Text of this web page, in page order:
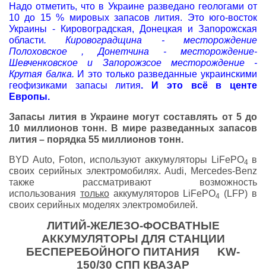
Надо отметить, что в Украине разведано геологами от
10 до 15 % мировых запасов лития. Это юго-восток
Украины - Кировоградская, Донецкая и Запорожская
области. Кировоградщина - месторождение
Полоховское , Донетчина - месторождение-
Шевченковское и Запорожзсое месторождение -
Крутая балка. И это только разведанные украинскими
геофизиками запасы лития. И это всё в центе
Европы.
Запасы лития в Украине могут составлять от 5до
10 миллионов тонн. В мире разведанных запасов
лития – порядка 55 миллионов тонн.
BYD Auto, Foton, используют аккумуляторы LiFePO4 в
своих серийных электромобилях. Audi, Mercedes-Benz
также рассматривают возможность
использования толькоаккумуляторов LiFePO4 (LFP) в
своих серийных моделях электромобилей.
ЛИТИЙ-ЖЕЛЕЗО-ФОСВАТНЫЕ
АККУМУЛЯТОРЫ ДЛЯ СТАНЦИИ
БЕСПЕРЕБОЙНОГО ПИТАНИЯ
KW-
150/30 СПП КВАЗАР